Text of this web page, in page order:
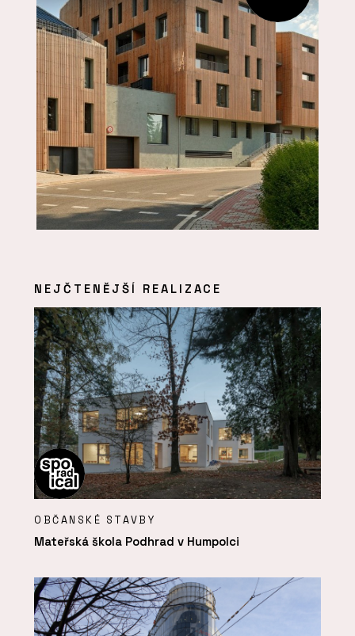
NEJČTENĚJŠÍ REALIZACE
OBČANSKÉ STAVBY
Mateřská škola Podhrad v Humpolci